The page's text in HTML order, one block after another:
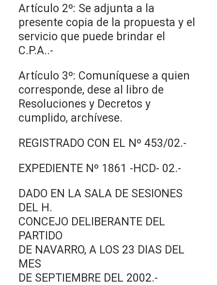
Artículo 2º: Se adjunta a la
presente copia de la propuesta y el
servicio que puede brindar el
C.P.A..-
Artículo 3º: Comuníquese a quien
corresponde, dese al libro de
Resoluciones y Decretos y
cumplido, archívese.
REGISTRADO CON EL Nº 453/02.-
EXPEDIENTE Nº 1861 -HCD- 02.-
DADO EN LA SALA DE SESIONES
DEL H.
CONCEJO DELIBERANTE DEL
PARTIDO
DE NAVARRO, A LOS 23 DIAS DEL
MES
DE SEPTIEMBRE DEL 2002.-